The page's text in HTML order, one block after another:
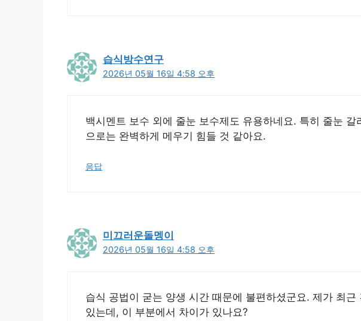
습식방수연구
2026년 05월 16일 4:58 오후
백시멘트 보수 외에 줄눈 보수제도 유용하네요. 특히 줄눈
으로는 완벽하게 메우기 힘들 것 같아요.
응답
미끄러운돌멩이
2026년 05월 16일 4:58 오후
습식 공법이 굳는 양생 시간 때문에 불편하셨군요. 제가 최근
있는데, 이 부분에서 차이가 있나요?